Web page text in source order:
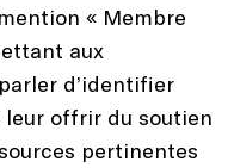
« Membre
aux
d’identifier
leur offrir du soutien
pertinentes